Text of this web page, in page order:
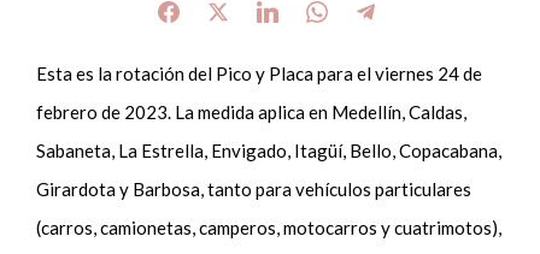
Esta es la rotación del Pico y Placa para el viernes 24 de
febrero de 2023. La medida aplica en Medellín, Caldas,
Sabaneta, La Estrella, Envigado, Itagüí, Bello, Copacabana,
Girardota y Barbosa, tanto para vehículos particulares
(carros, camionetas, camperos, motocarros y cuatrimotos),